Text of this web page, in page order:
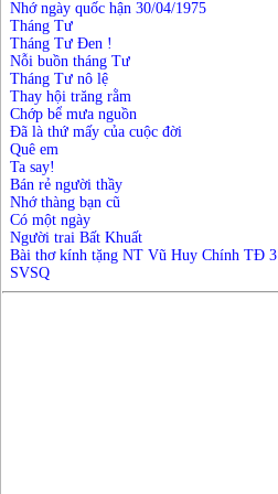
Nhớ ngày quốc hận 30/04/1975
Tháng Tư
Tháng Tư Đen !
Nỗi buồn tháng Tư
Tháng Tư nô lệ
Thay hội trăng rằm
Chớp bể mưa nguồn
Đã là thứ mấy của cuộc đời
Quê em
Ta say!
Bán rẻ người thầy
Nhớ thàng bạn cũ
Có một ngày
Người trai Bất Khuất
Bài thơ kính tặng NT Vũ Huy Chính TĐ 3
SVSQ